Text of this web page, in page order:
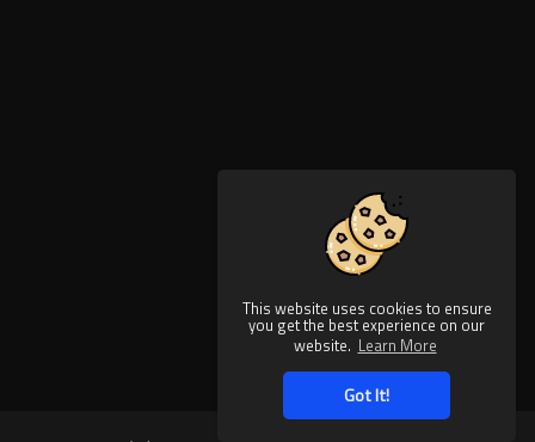
This website uses cookies to ensure
you get the best experience on our
website. Learn More
Got It!